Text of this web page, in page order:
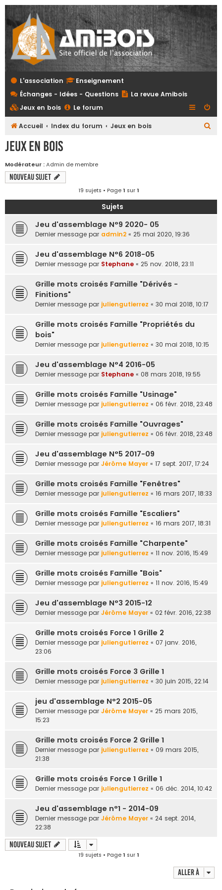
L'association
Enseignement
Échanges - Idées - Questions
La revue Amibois
Jeux en bois
Le forum
Accueil Index du forum Jeux en bois
h
Jeux en bois
Modérateur :Admin de membre
Nouveau sujet
19 sujets • Page1 sur1
Sujets
Jeu d'assemblage N°9 2020- 05
Dernier message par admin2 « 25 mai 2020, 19:36
Jeu d'assemblage N°6 2018-05
Dernier message par Stephane « 25 nov. 2018, 23:11
Grille mots croisés Famille "Dérivés -
Finitions"
Dernier message par juliengutierrez « 30 mai 2018, 10:17
Grille mots croisés Famille "Propriétés du
bois"
Dernier message par juliengutierrez « 30 mai 2018, 10:15
Jeu d'assemblage N°4 2016-05
Dernier message par Stephane « 08 mars 2018, 19:55
Grille mots croisés Famille "Usinage"
Dernier message par juliengutierrez « 06 févr. 2018, 23:48
Grille mots croisés Famille "Ouvrages"
Dernier message par juliengutierrez « 06 févr. 2018, 23:48
Jeu d'assemblage N°5 2017-09
Dernier message par Jérôme Mayer « 17 sept. 2017, 17:24
Grille mots croisés Famille "Fenêtres"
Dernier message par juliengutierrez « 16 mars 2017, 18:33
Grille mots croisés Famille "Escaliers"
Dernier message par juliengutierrez « 16 mars 2017, 18:31
Grille mots croisés Famille "Charpente"
Dernier message par juliengutierrez « 11 nov. 2016, 15:49
Grille mots croisés Famille "Bois"
Dernier message par juliengutierrez « 11 nov. 2016, 15:49
Jeu d'assemblage N°3 2015-12
Dernier message par Jérôme Mayer « 02 févr. 2016, 22:38
Grille mots croisés Force 1 Grille 2
Dernier message par juliengutierrez « 07 janv. 2016,
23:06
Grille mots croisés Force 3 Grille 1
Dernier message par juliengutierrez « 30 juin 2015, 22:14
jeu d'assemblage N°2 2015-05
Dernier message par Jérôme Mayer « 25 mars 2015,
15:23
Grille mots croisés Force 2 Grille 1
Dernier message par juliengutierrez « 09 mars 2015,
21:38
Grille mots croisés Force 1 Grille 1
Dernier message par juliengutierrez « 06 déc. 2014, 10:42
Jeu d'assemblage n°1 - 2014-09
Dernier message par Jérôme Mayer « 24 sept. 2014,
22:38
Nouveau sujet
19 sujets • Page1 sur1
Aller à